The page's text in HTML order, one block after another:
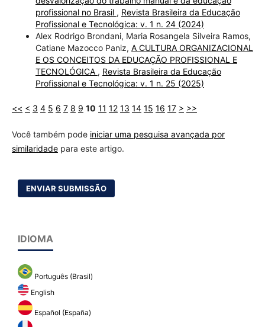
profissional no Brasil , Revista Brasileira da Educação
Profissional e Tecnológica: v. 1 n. 24 (2024)
Alex Rodrigo Brondani, Maria Rosangela Silveira Ramos,
Catiane Mazocco Paniz, A CULTURA ORGANIZACIONAL
E OS CONCEITOS DA EDUCAÇÃO PROFISSIONAL E
TECNOLÓGICA , Revista Brasileira da Educação
Profissional e Tecnológica: v. 1 n. 25 (2025)
<< < 3 4 5 6 7 8 9 10 11 12 13 14 15 16 17 > >>
Você também pode iniciar uma pesquisa avançada por
similaridadepara este artigo.
ENVIAR SUBMISSÃO
IDIOMA
Português (Brasil)
English
Español (España)